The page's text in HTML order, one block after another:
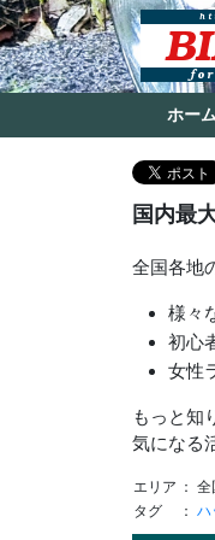
ホー
国内最
全国各地
様々
初心
女性
もっと知
気になる
エリア ： 全
タグ
： ハ